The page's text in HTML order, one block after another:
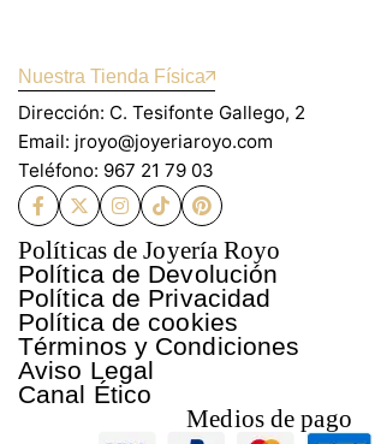
Nuestra Tienda Física
Dirección: C. Tesifonte Gallego, 2
Email: jroyo@joyeriaroyo.com
Teléfono: 967 21 79 03
Políticas de Joyería Royo
Política de Devolución
Política de Privacidad
Política de cookies
Términos y Condiciones
Aviso Legal
Canal Ético
Medios de pago